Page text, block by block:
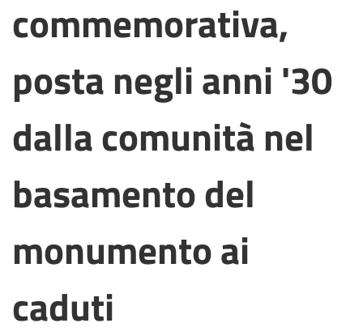
commemorativa,
posta negli anni '30
dalla comunità nel
basamento del
monumento ai
caduti